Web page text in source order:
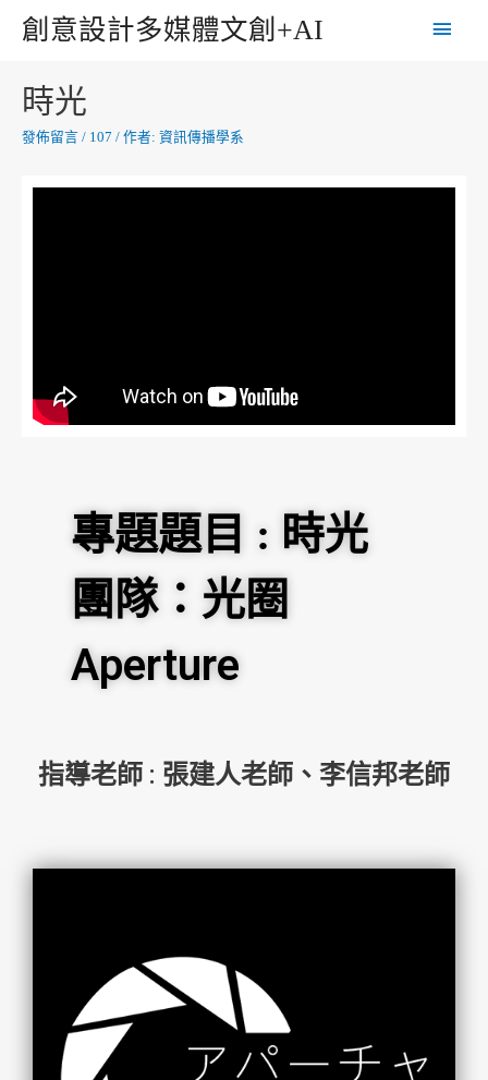
創意設計多媒體文創+AI
時光
發佈留言 / 107 / 作者: 資訊傳播學系
專題題目 : 時光
團隊：光圈
Aperture
指導老師 : 張建人老師、李信邦老師